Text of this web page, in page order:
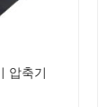
압축기